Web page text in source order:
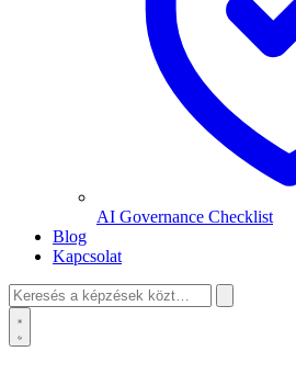
AI Governance Checklist
Blog
Kapcsolat